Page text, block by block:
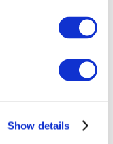
Show details